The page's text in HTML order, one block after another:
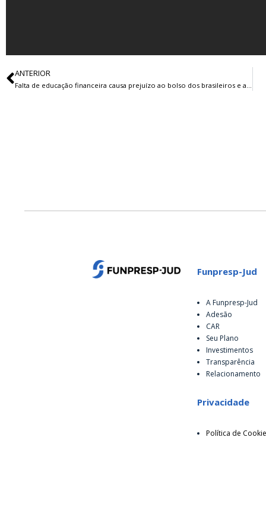
ANTERIOR
Funpresp-Jud
A Funpresp-Jud
Adesão
CAR
Seu Plano
Investimentos
Transparência
Relacionamento
Privacidade
Política de